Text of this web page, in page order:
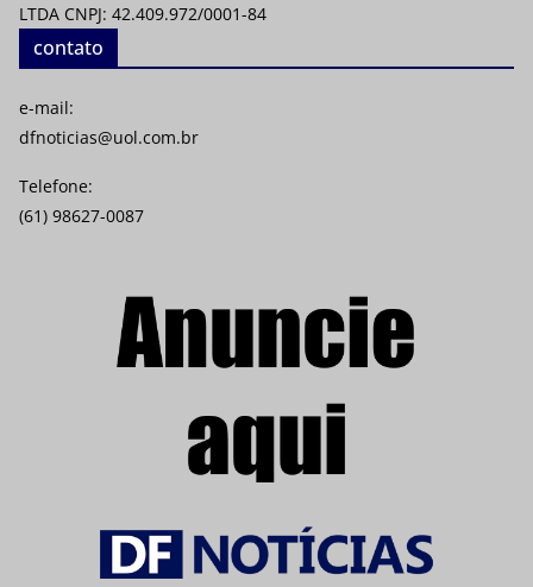
LTDA CNPJ: 42.409.972/0001-84
contato
e-mail:
dfnoticias@uol.com.br
Telefone:
(61) 98627-0087